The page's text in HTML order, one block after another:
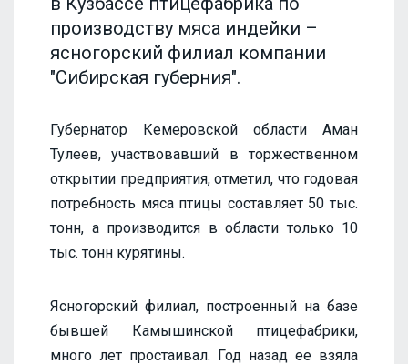
производству мяса индейки –
ясногорский филиал компании
"Сибирская губерния".
Губернатор Кемеровской области Аман
Тулеев, участвовавший в торжественном
открытии предприятия, отметил, что годовая
потребность мяса птицы составляет 50 тыс.
тонн, а производится в области только 10
тыс. тонн курятины.
Ясногорский филиал, построенный на базе
бывшей Камышинской птицефабрики,
много лет простаивал. Год назад ее взяла